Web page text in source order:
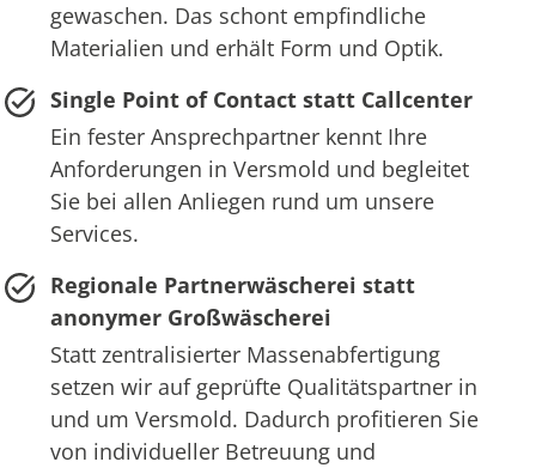
gewaschen. Das schont empfindliche
Materialien und erhält Form und Optik.
Single Point of Contact statt Callcenter
Ein fester Ansprechpartner kennt Ihre
Anforderungen in Versmold und begleitet
Sie bei allen Anliegen rund um unsere
Services.
Regionale Partnerwäscherei statt
anonymer Großwäscherei
Statt zentralisierter Massenabfertigung
setzen wir auf geprüfte Qualitätspartner in
und um Versmold. Dadurch profitieren Sie
von individueller Betreuung und